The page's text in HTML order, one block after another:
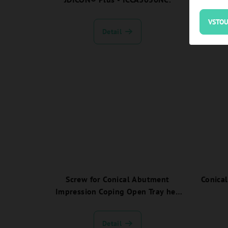
Detail
Screw for Conical Abutment
Impression Coping Open Tray hex
Detail